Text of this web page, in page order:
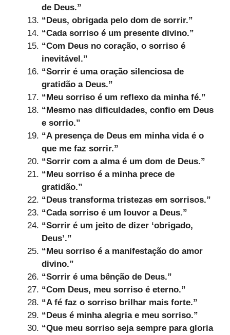
de Deus.”
“Deus, obrigada pelo dom de sorrir.”
“Cada sorriso é um presente divino.”
“Com Deus no coração, o sorriso é
inevitável.”
“Sorrir é uma oração silenciosa de
gratidão a Deus.”
“Meu sorriso é um reflexo da minha fé.”
“Mesmo nas dificuldades, confio em Deus
e sorrio.”
“A presença de Deus em minha vida é o
que me faz sorrir.”
“Sorrir com a alma é um dom de Deus.”
“Meu sorriso é a minha prece de
gratidão.”
“Deus transforma tristezas em sorrisos.”
“Cada sorriso é um louvor a Deus.”
“Sorrir é um jeito de dizer ‘obrigado,
Deus’.”
“Meu sorriso é a manifestação do amor
divino.”
“Sorrir é uma bênção de Deus.”
“Com Deus, meu sorriso é eterno.”
“A fé faz o sorriso brilhar mais forte.”
“Deus é minha alegria e meu sorriso.”
“Que meu sorriso seja sempre para gloria